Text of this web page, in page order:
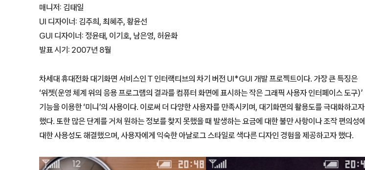
매니저: 김태일
UI 디자이너: 김주희, 최혜주, 황윤선
GUI 디자이너: 정윤태, 이기호, 남은영, 허윤화
발표 시기: 2007년 8월
차세대 휴대전화 대기화면 서비스인 T 인터랙티브의 차기 버전 UI*GUI 개발 프로젝트이다. 가장 큰 특징은
‘위젯(운영 체계 위의 응용 프로그램의 결과를 컴퓨터 화면에 표시하는 작은 그래픽 사용자 인터페이스 도구)’
기능을 이용한 ‘미니’의 사용이다. 이로써 더 다양한 사용자를 만족시키며, 대기화면의 활용도를 극대화하고자
했다. 또한 많은 단계를 거쳐 원하는 정보를 찾지 못했을 때 발생하는 요금에 대한 불만 사항이나 조작 편의성에
대한 사용성도 해결했으며, 사용자에게 익숙한 아날로그 스타일로 색다른 디자인 경험을 제공하고자 했다.